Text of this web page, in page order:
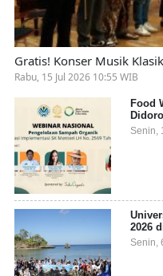
Gratis! Konser Musik
Rabu, 15 Jul 2026 10:55 WIB
Food
Senin,
2026
dari
Senin,